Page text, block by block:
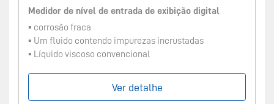
Medidor de nível de entrada de exibição digital
▪ corrosão fraca
▪ Um fluido contendo impurezas incrustadas
▪ Líquido viscoso convencional
Ver detalhe